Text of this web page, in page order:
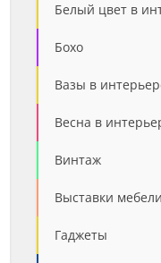
Белый цвет в
Бохо
Вазы в
Весна в
Винтаж
Выставки мебели
Гаджеты